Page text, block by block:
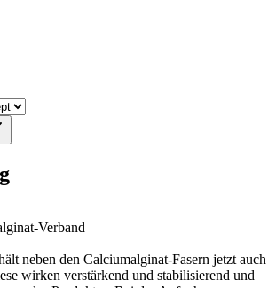
Verband
neben den Calciumalginat-Fasern jetzt auch
wirken verstärkend und stabilisierend und